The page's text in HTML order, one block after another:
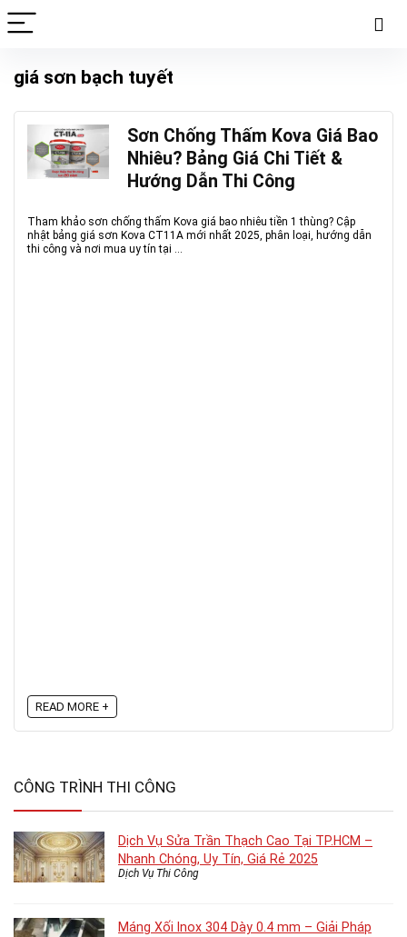
giá sơn bạch tuyết
Sơn Chống Thấm Kova Giá Bao
Nhiêu? Bảng Giá Chi Tiết &
Hướng Dẫn Thi Công
Tham khảo sơn chống thấm Kova giá bao nhiêu tiền 1 thùng? Cập
nhật bảng giá sơn Kova CT11A mới nhất 2025, phân loại, hướng dẫn
thi công và nơi mua uy tín tại ...
READ MORE +
CÔNG TRÌNH THI CÔNG
Dịch Vụ Sửa Trần Thạch Cao Tại TP.HCM –
Nhanh Chóng, Uy Tín, Giá Rẻ 2025
Dịch Vụ Thi Công
Máng Xối Inox 304 Dày 0.4 mm – Giải Pháp